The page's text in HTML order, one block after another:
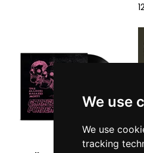
We use
We use
tracking